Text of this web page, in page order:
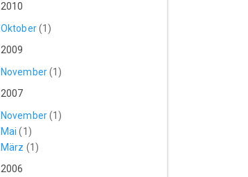
2010
Oktober(1)
2009
November(1)
2007
November(1)
Mai (1)
März (1)
2006